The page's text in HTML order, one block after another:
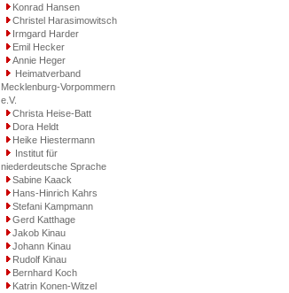
Konrad Hansen
Christel Harasimowitsch
Irmgard Harder
Emil Hecker
Annie Heger
Heimatverband
Mecklenburg-Vorpommern
e.V.
Christa Heise-Batt
Dora Heldt
Heike Hiestermann
Institut für
niederdeutsche Sprache
Sabine Kaack
Hans-Hinrich Kahrs
Stefani Kampmann
Gerd Katthage
Jakob Kinau
Johann Kinau
Rudolf Kinau
Bernhard Koch
Katrin Konen-Witzel